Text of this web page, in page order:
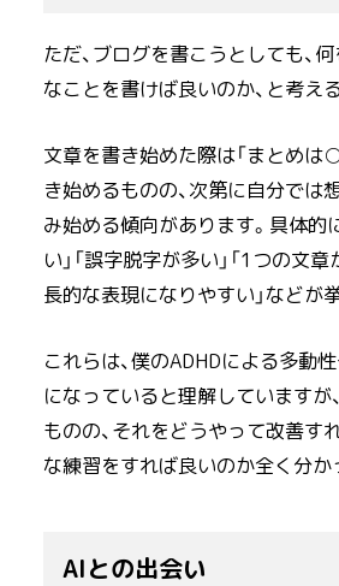
ただ、ブログを書こうとしても、
なことを書けば良いのか、と考え
文章を書き始めた際は「まとめ
き始めるものの、次第に自分では
み始める傾向があります。具体的
い」「誤字脱字が多い」「1つの文
長的な表現になりやすい」などが
これらは、僕のADHDによる多動
になっていると理解していますが
ものの、それをどうやって改善す
な練習をすれば良いのか全く分か
AIとの出会い